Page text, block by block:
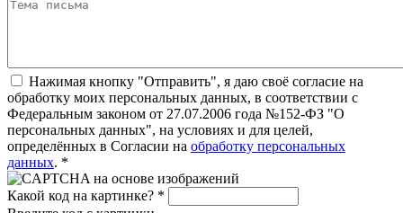
Нажимая кнопку "Отправить", я даю своё согласие на
обработку моих персональных данных, в соответствии с
Федеральным законом от 27.07.2006 года №152-ФЗ "О
персональных данных", на условиях и для целей,
определённых в Согласии на обработку персональных
данных. *
Какой код на картинке? *